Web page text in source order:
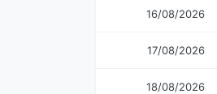
16/08/2026
17/08/2026
18/08/2026